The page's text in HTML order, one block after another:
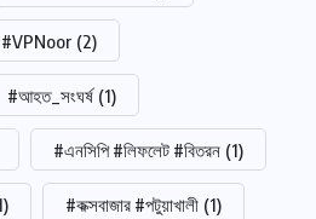
#VPNoor (2)
#আহত_সংঘর্ষ (1)
#এনসিপি #লিফলেট #বিতরন (1)
#কক্সবাজার #পটুয়াখালী (1)